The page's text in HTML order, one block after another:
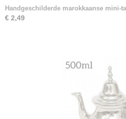
Handgeschilderde marokkaanse mini-
€ 2,49